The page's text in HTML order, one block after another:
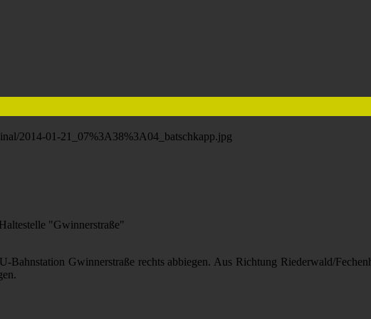
"Gwinnerstraße"
Bahnstation Gwinnerstraße rechts abbiegen. Aus Richtung Riederwald/